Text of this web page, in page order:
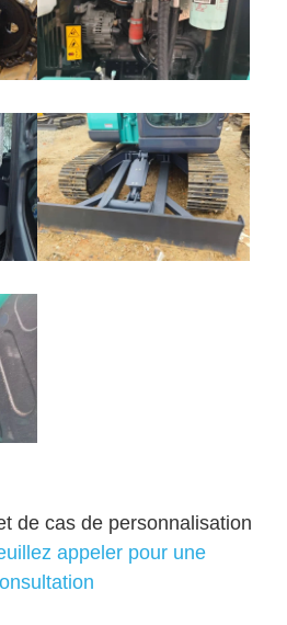
de cas de personnalisation
appeler pour une